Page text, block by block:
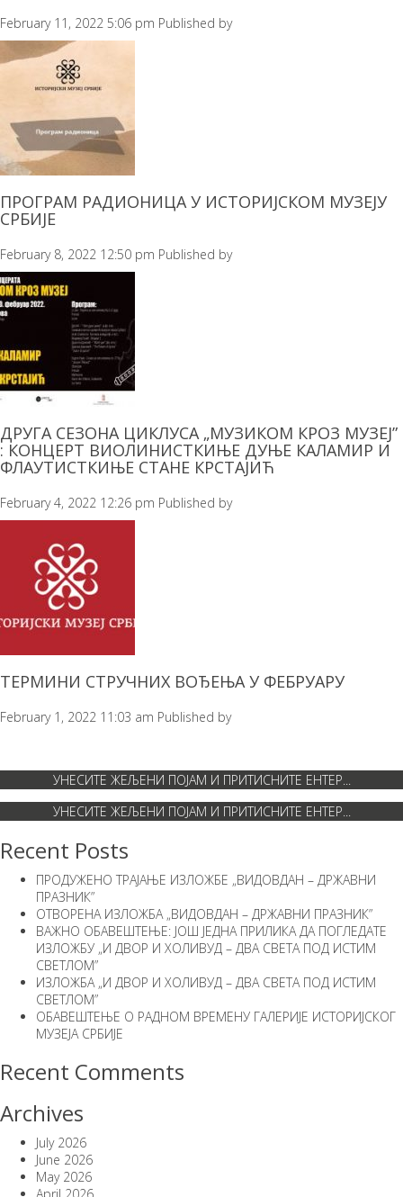
February 11, 2022 5:06 pm Published by
ПРОГРАМ РАДИОНИЦА У ИСТОРИЈСКОМ МУЗЕЈУ
СРБИЈЕ
February 8, 2022 12:50 pm Published by
ДРУГА СЕЗОНА ЦИКЛУСА „МУЗИКОМ КРОЗ МУЗЕЈ”
: КОНЦЕРТ ВИОЛИНИСТКИЊЕ ДУЊЕ КАЛАМИР И
ФЛАУТИСТКИЊЕ СТАНЕ КРСТАЈИЋ
February 4, 2022 12:26 pm Published by
ТЕРМИНИ СТРУЧНИХ ВОЂЕЊА У ФЕБРУАРУ
February 1, 2022 11:03 am Published by
Recent Posts
ПРОДУЖЕНО ТРАЈАЊЕ ИЗЛОЖБЕ „ВИДОВДАН – ДРЖАВНИ
ПРАЗНИК”
ОТВОРЕНА ИЗЛОЖБА „ВИДОВДАН – ДРЖАВНИ ПРАЗНИК”
ВАЖНО ОБАВЕШТЕЊЕ: ЈОШ ЈЕДНА ПРИЛИКА ДА ПОГЛЕДАТЕ
ИЗЛОЖБУ „И ДВОР И ХОЛИВУД – ДВА СВЕТА ПОД ИСТИМ
СВЕТЛОМ”
ИЗЛОЖБА „И ДВОР И ХОЛИВУД – ДВА СВЕТА ПОД ИСТИМ
СВЕТЛОМ”
ОБАВЕШТЕЊЕ О РАДНОМ ВРЕМЕНУ ГАЛЕРИЈЕ ИСТОРИЈСКОГ
МУЗЕЈА СРБИЈЕ
Recent Comments
Archives
July 2026
June 2026
May 2026